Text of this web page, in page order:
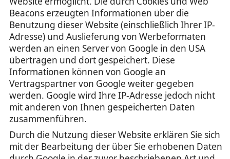
Beacons erzeugten Informationen über die
Benutzung dieser Website (einschließlich Ihrer IP-
Adresse) und Auslieferung von Werbeformaten
werden an einen Server von Google in den USA
übertragen und dort gespeichert. Diese
Informationen können von Google an
Vertragspartner von Google weiter gegeben
werden. Google wird Ihre IP-Adresse jedoch nicht
mit anderen von Ihnen gespeicherten Daten
zusammenführen.
Durch die Nutzung dieser Website erklären Sie sich
mit der Bearbeitung der über Sie erhobenen Daten